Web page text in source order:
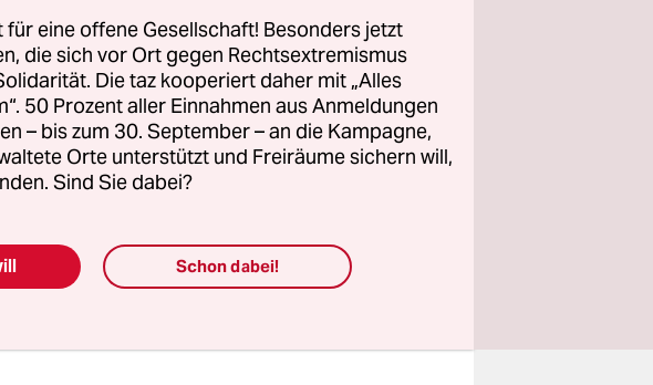
in der Natur war Karin
Ihr Balkon im vierten
Denn seit dem 21.
Seitdem ist der
der Gitschiner Straße
eine offene Gesellschaft! Besonders jetzt
die sich vor Ort gegen Rechtsextremismus
Die taz kooperiert daher mit „Alles
50 Prozent aller Einnahmen aus Anmeldungen
– bis zum 30. September – an die Kampagne,
Orte unterstützt und Freiräume sichern will,
Sind Sie dabei?
Schon dabei!